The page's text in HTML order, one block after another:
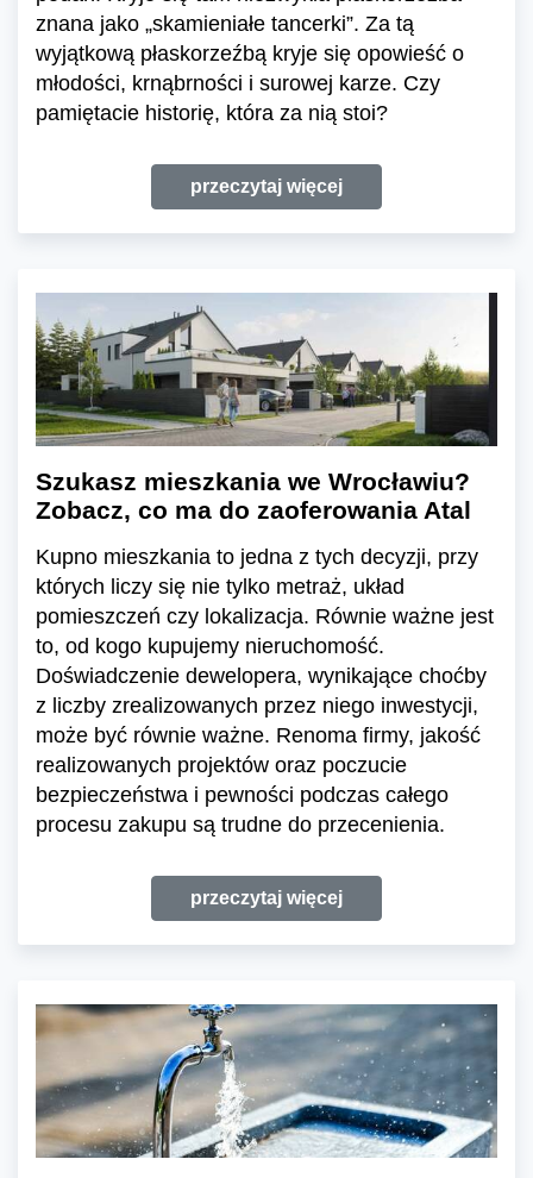
znana jako „skamieniałe tancerki”. Za tą
wyjątkową płaskorzeźbą kryje się opowieść o
młodości, krnąbrności i surowej karze. Czy
pamiętacie historię, która za nią stoi?
przeczytaj więcej
Szukasz mieszkania we Wrocławiu?
Zobacz, co ma do zaoferowania Atal
Kupno mieszkania to jedna z tych decyzji, przy
których liczy się nie tylko metraż, układ
pomieszczeń czy lokalizacja. Równie ważne jest
to, od kogo kupujemy nieruchomość.
Doświadczenie dewelopera, wynikające choćby
z liczby zrealizowanych przez niego inwestycji,
może być równie ważne. Renoma firmy, jakość
realizowanych projektów oraz poczucie
bezpieczeństwa i pewności podczas całego
procesu zakupu są trudne do przecenienia.
przeczytaj więcej